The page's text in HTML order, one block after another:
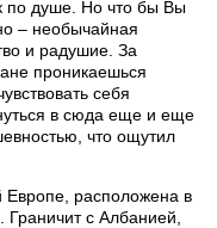
по душе. Но что бы Вы
– необычайная
и радушие. За
проникаешься
себя
в сюда еще и еще
что ощутил
Европе, расположена в
Граничит с Албанией,